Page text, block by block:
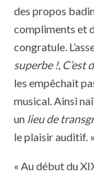
des propos
compliments et
congratule.
superbe !, C’est
les empêchait
musical. Ainsi
un lieu de
le plaisir auditif. »
« Au début du